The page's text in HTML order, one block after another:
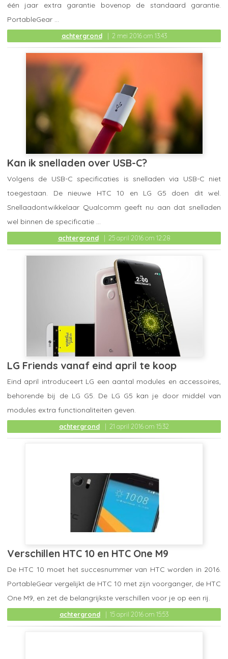
achtergrond 2 mei 2016 om 13:43
één jaar extra garantie bovenop de standaard garantie.
PortableGear ...
Kan ik snelladen over USB-C?
achtergrond 25 april 2016 om 12:28
Volgens de USB-C specificaties is snelladen via USB-C niet
toegestaan. De nieuwe HTC 10 en LG G5 doen dit wel.
Snellaadontwikkelaar Qualcomm geeft nu aan dat snelladen
wel binnen de specificatie ...
LG Friends vanaf eind april te koop
achtergrond 21 april 2016 om 15:32
Eind april introduceert LG een aantal modules en accessoires,
behorende bij de LG G5. De LG G5 kan je door middel van
modules extra functionaliteiten geven.
Verschillen HTC 10 en HTC One M9
achtergrond 15 april 2016 om 15:53
De HTC 10 moet het succesnummer van HTC worden in 2016.
PortableGear vergelijkt de HTC 10 met zijn voorganger, de HTC
One M9, en zet de belangrijkste verschillen voor je op een rij.